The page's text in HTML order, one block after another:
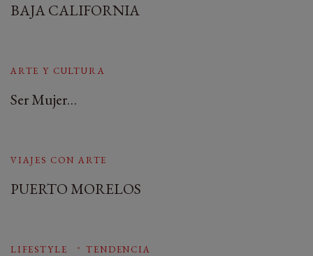
BAJA CALIFORNIA
ARTE Y CULTURA
Ser Mujer…
VIAJES CON ARTE
PUERTO MORELOS
LIFESTYLE TENDENCIA